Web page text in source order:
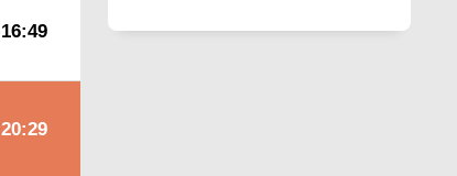
16:49
20:29